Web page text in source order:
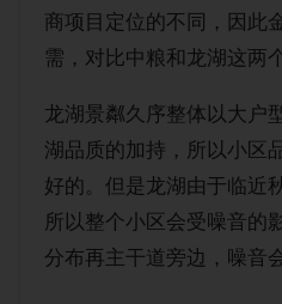
商项目定位的不同，因此
需，对比中粮和龙湖这两
龙湖景粼久序整体以大户
湖品质的加持，所以小区
好的。但是龙湖由于临近
所以整个小区会受噪音的
分布再主干道旁边，噪音